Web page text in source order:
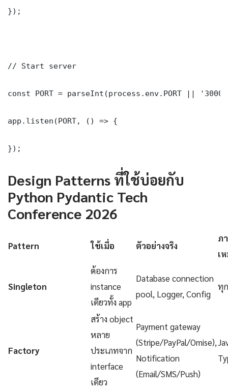
});
// Start server
const PORT = parseInt(process.env.PORT ||
app.listen(PORT, () => {
});
Design Patterns ที่ใช้บ่อยกับ
Python Pydantic Tech
Conference 2026
Pattern ใช้เมื่อ ตัวอย่างจริง
ภ
เ
Singleton
ต้องการ
instance
เดียวทั้ง app
Database connection
pool, Logger, Config
ทุ
Factory
สร้าง object
หลาย
ประเภทจาก
interface
เดียว
Payment gateway
(Stripe/PayPal/Omise),
Notification
(Email/SMS/Push)